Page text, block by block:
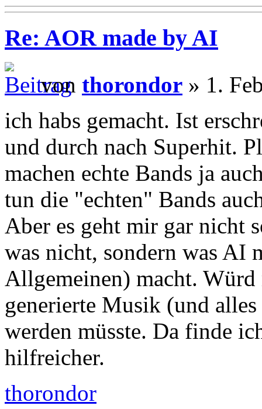
Re: AOR made by AI
von thorondor » 1.
ich habs gemacht. Ist
und durch nach Superhit.
machen echte Bands ja
tun die "echten" Bands
Aber es geht mir gar nicht
was nicht, sondern was
Allgemeinen) macht.
generierte Musik (und alles
werden müsste. Da finde
hilfreicher.
thorondor